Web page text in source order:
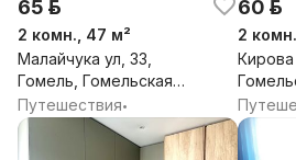
65 р.
2 комн., 47 м²
Малайчука ул, 33,
Гомель, Гомельская
обл.
Путешествия•
60 р.
2
Кирова